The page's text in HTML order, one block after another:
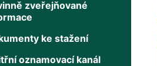
zveřejňované
ke stažení
oznamovací kanál